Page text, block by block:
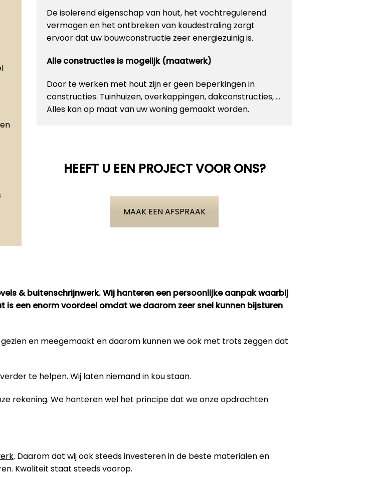
De isolerend eigenschap van hout, het vochtregulerend
vermogen en het ontbreken van koudestraling zorgt
ervoor dat uw bouwconstructie zeer energiezuinig is.
Alle constructies is mogelijk (maatwerk)
Door te werken met hout zijn er geen beperkingen in
constructies. Tuinhuizen, overkappingen, dakconstructies, …
Alles kan op maat van uw woning gemaakt worden.
HEEFT U EEN PROJECT VOOR ONS?
MAAK EEN AFSPRAAK
& buitenschrijnwerk. Wij hanteren een persoonlijke aanpak waarbij
een enorm voordeel omdat we daarom zeer snel kunnen bijsturen
en meegemaakt en daarom kunnen we ook met trots zeggen dat
te helpen. Wij laten niemand in kou staan.
rekening. We hanteren wel het principe dat we onze opdrachten
. Daarom dat wij ook steeds investeren in de beste materialen en
Kwaliteit staat steeds voorop.